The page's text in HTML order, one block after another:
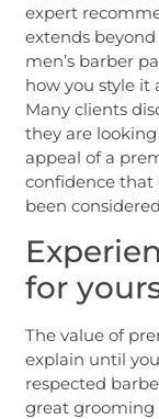
expert
extends
men’s barber
how you style it
Many clients
they are
appeal of a
confidence that
been
for
The value of
explain until
respected
great grooming